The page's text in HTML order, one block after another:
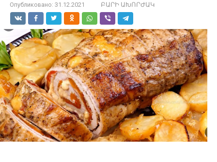
Опубликовано: 31.12.2021 ԲԱՐԻ ԱԽՈՐԺԱԿ